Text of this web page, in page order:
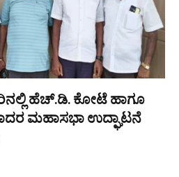
ಹೆಚ್.ಡಿ. ಕೋಟೆ ಹಾಗೂ
ಮಹಾಸಭಾ ಉದ್ಘಾಟನೆ